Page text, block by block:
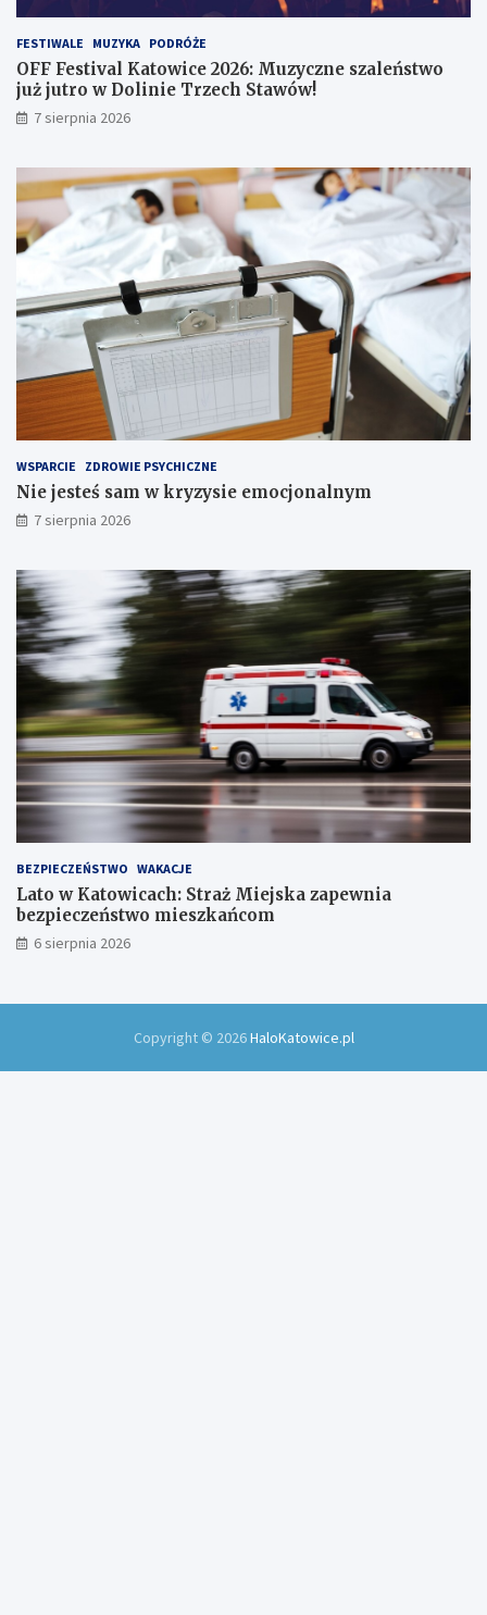
w
e
i
n
f
o
a
c
j
e
i
e
c
!
w
o
j
u
ż
j
r
o
w
D
i
n
i
T
r
c
h
S
w
ó
w
!
FESTIWALE MUZYKA PODRÓŻE
OFF Festival Katowice 2026: Muzyczne szaleństwo
już jutro w Dolinie Trzech Stawów!
7 sierpnia 2026
WSPARCIE ZDROWIE PSYCHICZNE
Nie jesteś sam w kryzysie emocjonalnym
7 sierpnia 2026
BEZPIECZEŃSTWO WAKACJE
Lato w Katowicach: Straż Miejska zapewnia
bezpieczeństwo mieszkańcom
6 sierpnia 2026
Copyright © 2026HaloKatowice.pl